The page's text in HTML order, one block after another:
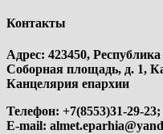
Контакты
Адрес: 423450,
Соборная площадь, д. 1,
Канцелярия епархии
Телефон: +7(8553)31-29-23;
E-mail: